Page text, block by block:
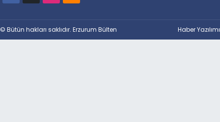
© Bütün hakları saklıdır. Erzurum Bülten Haber Yazılımı